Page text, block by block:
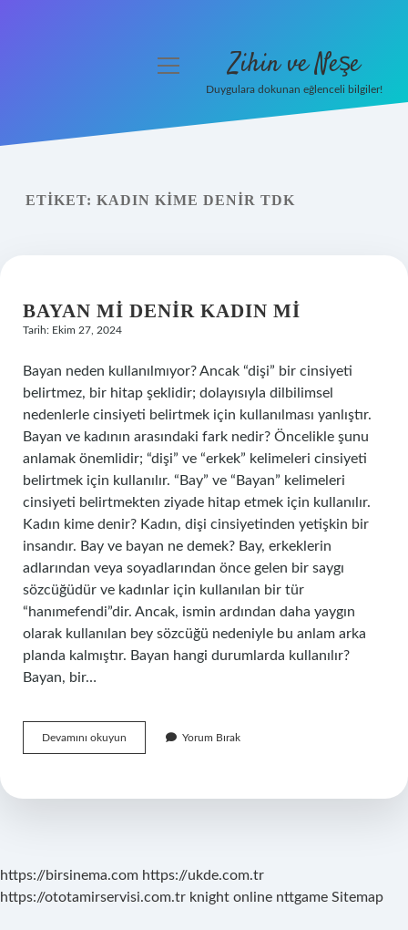
Yasal Uyarı
menüyü
Zihin ve Neşe
Duygulara dokunan eğlenceli bilgiler!
ETIKET: KADIN KIME DENIR TDK
BAYAN MI DENIR KADIN MI
Tarih: Ekim 27, 2024
Bayan neden kullanılmıyor? Ancak “dişi” bir cinsiyeti
belirtmez, bir hitap şeklidir; dolayısıyla dilbilimsel
nedenlerle cinsiyeti belirtmek için kullanılması yanlıştır.
Bayan ve kadının arasındaki fark nedir? Öncelikle şunu
anlamak önemlidir; “dişi” ve “erkek” kelimeleri cinsiyeti
belirtmek için kullanılır. “Bay” ve “Bayan” kelimeleri
cinsiyeti belirtmekten ziyade hitap etmek için kullanılır.
Kadın kime denir? Kadın, dişi cinsiyetinden yetişkin bir
insandır. Bay ve bayan ne demek? Bay, erkeklerin
adlarından veya soyadlarından önce gelen bir saygı
sözcüğüdür ve kadınlar için kullanılan bir tür
“hanımefendi”dir. Ancak, ismin ardından daha yaygın
olarak kullanılan bey sözcüğü nedeniyle bu anlam arka
planda kalmıştır. Bayan hangi durumlarda kullanılır?
Bayan, bir…
Devamını okuyun
Mi
Mi
Yorum Bırak
https://birsinema.com https://ukde.com.tr
https://ototamirservisi.com.tr knight online nttgame Sitemap